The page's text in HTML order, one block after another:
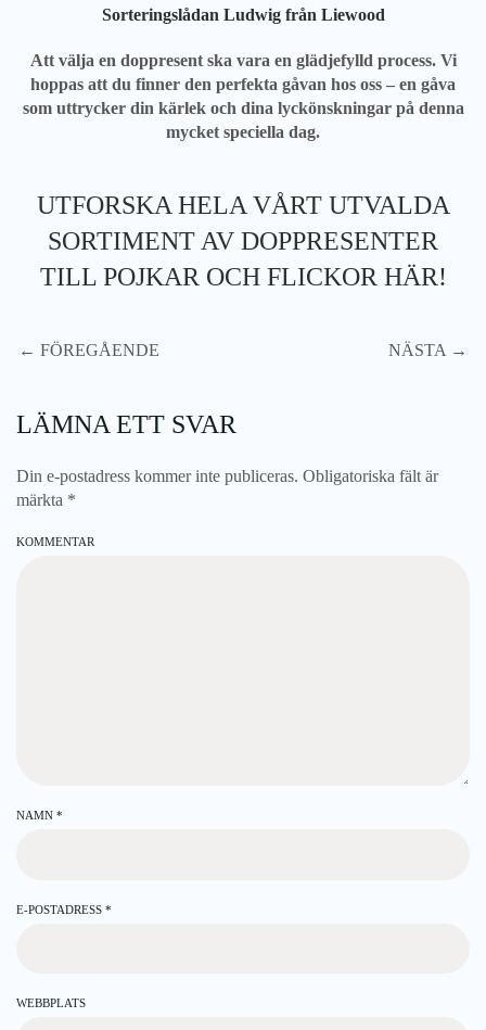
Sorteringslådan Ludwig från Liewood
Att välja en doppresent ska vara en glädjefylld process. Vi
hoppas att du finner den perfekta gåvan hos oss – en gåva
som uttrycker din kärlek och dina lyckönskningar på denna
mycket speciella dag.
UTFORSKA HELA VÅRT UTVALDA
SORTIMENT AV DOPPRESENTER
TILL POJKAR OCH FLICKOR HÄR!
← FÖREGÅENDE NÄSTA →
LÄMNA ETT SVAR
Din e-postadress kommer inte publiceras. Obligatoriska fält är
märkta *
KOMMENTAR
NAMN *
E-POSTADRESS *
WEBBPLATS